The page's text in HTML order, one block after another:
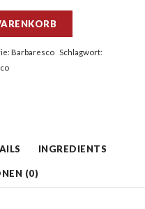
Barbaresco
Schlagwort:
INGREDIENTS
(0)